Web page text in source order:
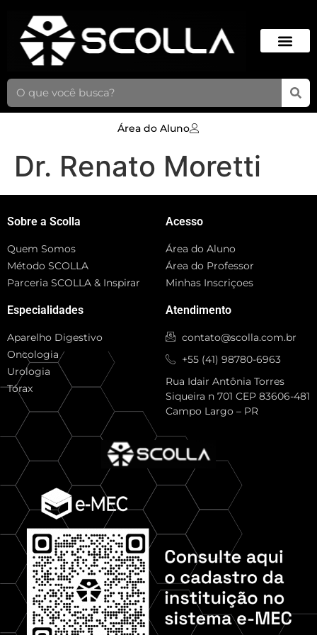
Área do Aluno
Dr. Renato Moretti
Sobre a Scolla
Quem Somos
Método SCOLLA
Parceria SCOLLA & Inspirar
Especialidades
Aparelho Digestivo
Oncologia
Urologia
Tórax
Acesso
Área do Aluno
Área do Professor
Minhas Inscriçoes
Atendimento
contato@scolla.com.br
+55 (41) 98780-6963
Rua Idair Antônia Torres
Siqueira n 701 CEP 83606-481
Campo Largo – PR